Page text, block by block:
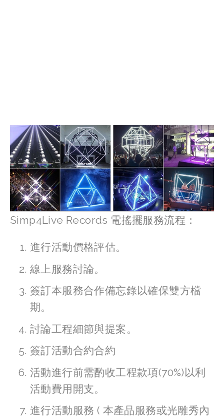
Simp4Live Records 電搖擺服務流程：
進行活動價格評估。
線上服務討論。
簽訂本服務合作備忘錄以確保雙方檔
期。
討論工程細節與提案。
簽訂活動合約合約
活動進行前需酌收工程款項(70%)以利
活動費用開支。
進行活動服務 ( 本產品服務或光雕秀內